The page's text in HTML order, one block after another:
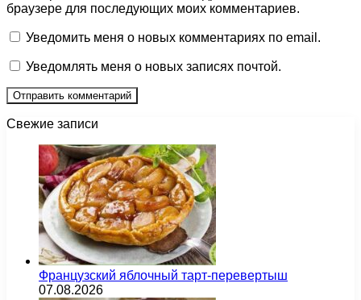
браузере для последующих моих комментариев.
Уведомить меня о новых комментариях по email.
Уведомлять меня о новых записях почтой.
Свежие записи
Французский яблочный тарт-перевертыш
07.08.2026